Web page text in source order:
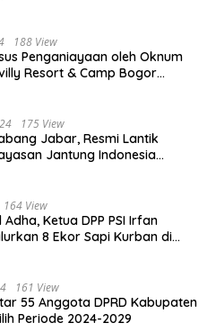
188 View
Penganiayaan oleh Oknum
Resort & Camp Bogor
175 View
Jabar, Resmi Lantik
Jantung Indonesia
164 View
Ketua DPP PSI Irfan
8 Ekor Sapi Kurban di
161 View
55 Anggota DPRD Kabupaten
Periode 2024-2029